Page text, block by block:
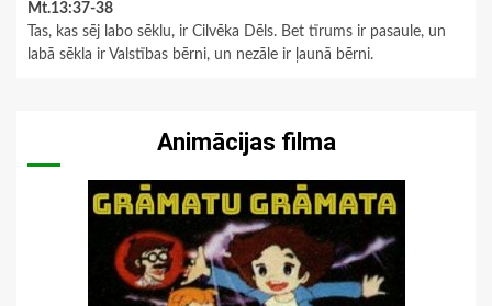
Mt.13:37-38
Tas, kas sēj labo sēklu, ir Cilvēka Dēls. Bet tīrums ir pasaule, un
labā sēkla ir Valstības bērni, un nezāle ir ļaunā bērni.
Animācijas filma